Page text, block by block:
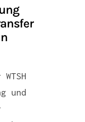
und